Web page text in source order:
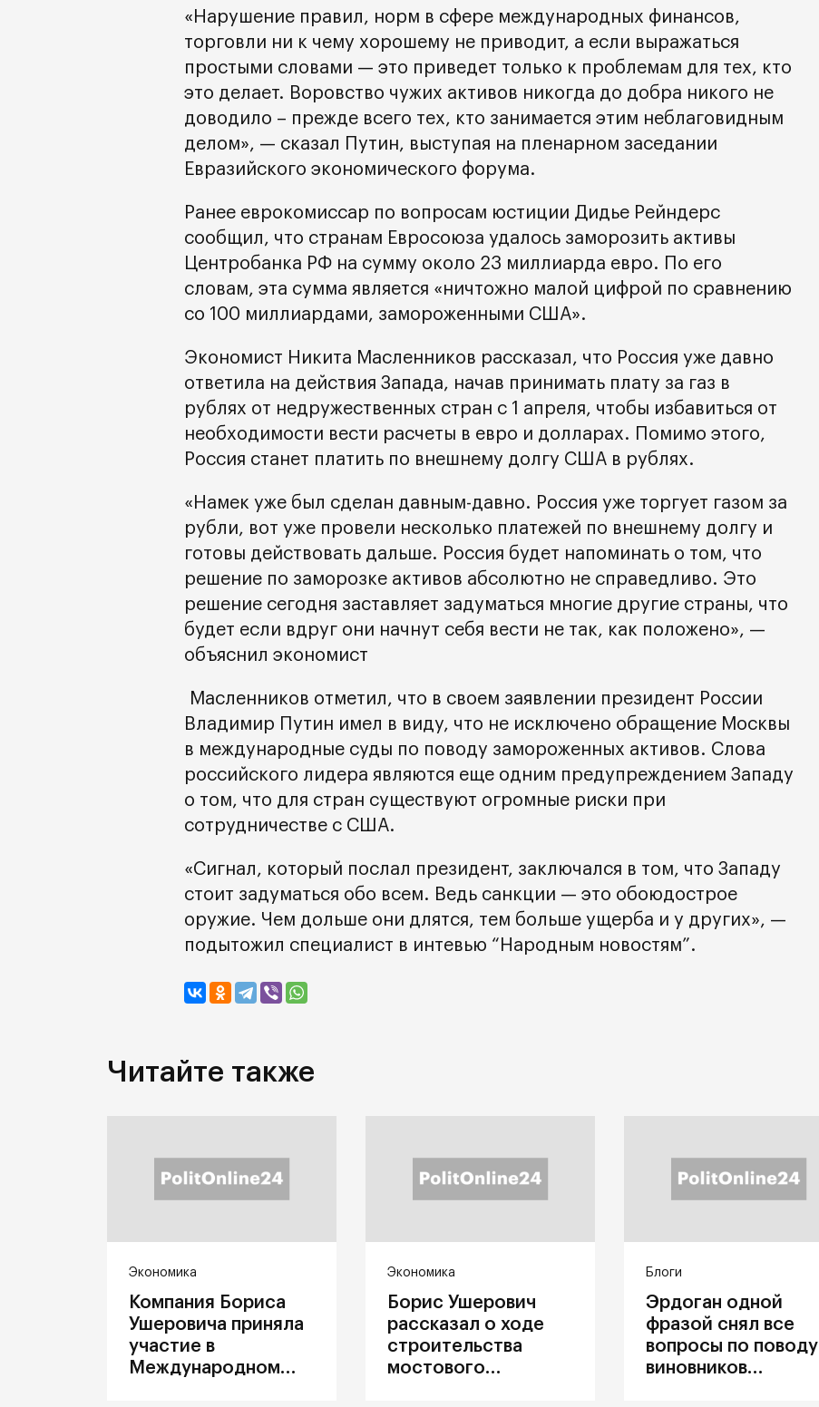
«Нарушение правил, норм в сфере международных финансов,
торговли ни к чему хорошему не приводит, а если выражаться
простыми словами — это приведет только к проблемам для тех, кто
это делает. Воровство чужих активов никогда до добра никого не
доводило – прежде всего тех, кто занимается этим неблаговидным
делом», — сказал Путин, выступая на пленарном заседании
Евразийского экономического форума.
Ранее еврокомиссар по вопросам юстиции Дидье Рейндерс
сообщил, что странам Евросоюза удалось заморозить активы
Центробанка РФ на сумму около 23 миллиарда евро. По его
словам, эта сумма является «ничтожно малой цифрой по сравнению
со 100 миллиардами, замороженными США».
Экономист Никита Масленников рассказал, что Россия уже давно
ответила на действия Запада, начав принимать плату за газ в
рублях от недружественных стран с 1 апреля, чтобы избавиться от
необходимости вести расчеты в евро и долларах. Помимо этого,
Россия станет платить по внешнему долгу США в рублях.
«Намек уже был сделан давным-давно. Россия уже торгует газом за
рубли, вот уже провели несколько платежей по внешнему долгу и
готовы действовать дальше. Россия будет напоминать о том, что
решение по заморозке активов абсолютно не справедливо. Это
решение сегодня заставляет задуматься многие другие страны, что
будет если вдруг они начнут себя вести не так, как положено», —
объяснил экономист
Масленников отметил, что в своем заявлении президент России
Владимир Путин имел в виду, что не исключено обращение Москвы
в международные суды по поводу замороженных активов. Слова
российского лидера являются еще одним предупреждением Западу
о том, что для стран существуют огромные риски при
сотрудничестве с США.
«Сигнал, который послал президент, заключался в том, что Западу
стоит задуматься обо всем. Ведь санкции — это обоюдострое
оружие. Чем дольше они длятся, тем больше ущерба и у других», —
подытожил специалист в интевью “Народным новостям”.
Читайте также
Экономика
Компания Бориса
Ушеровича приняла
участие в
Международном
Экономика
Борис Ушерович
рассказал о ходе
строительства
мостового
Блоги
Эрдоган одной
фразой снял все
вопросы по поводу
виновников